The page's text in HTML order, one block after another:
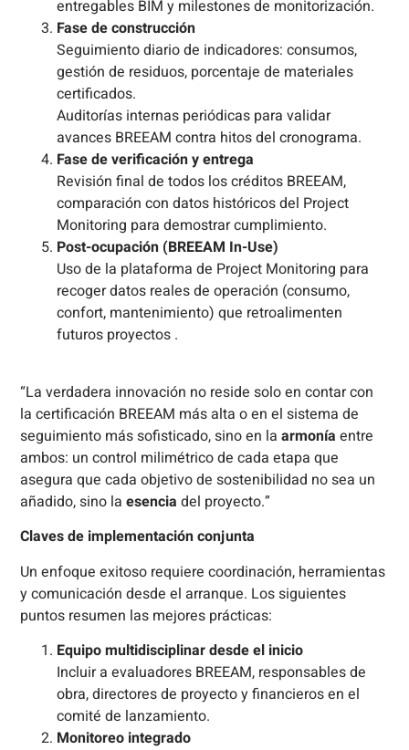
entregables BIM y milestones de monitorización.
Fase de construcción
Seguimiento diario de indicadores: consumos,
gestión de residuos, porcentaje de materiales
certificados.
Auditorías internas periódicas para validar
avances BREEAM contra hitos del cronograma.
Fase de verificación y entrega
Revisión final de todos los créditos BREEAM,
comparación con datos históricos del Project
Monitoring para demostrar cumplimiento.
Post-ocupación (BREEAM In-Use)
Uso de la plataforma de Project Monitoring para
recoger datos reales de operación (consumo,
confort, mantenimiento) que retroalimenten
futuros proyectos .
“La verdadera innovación no reside solo en contar con
la certificación BREEAM más alta o en el sistema de
seguimiento más sofisticado, sino en laarmonía entre
ambos: un control milimétrico de cada etapa que
asegura que cada objetivo de sostenibilidad no sea un
añadido, sino laesencia del proyecto.”
Claves de implementación conjunta
Un enfoque exitoso requiere coordinación, herramientas
y comunicación desde el arranque. Los siguientes
puntos resumen las mejores prácticas:
Equipo multidisciplinar desde el inicio
Incluir a evaluadores BREEAM, responsables de
obra, directores de proyecto y financieros en el
comité de lanzamiento.
Monitoreo integrado